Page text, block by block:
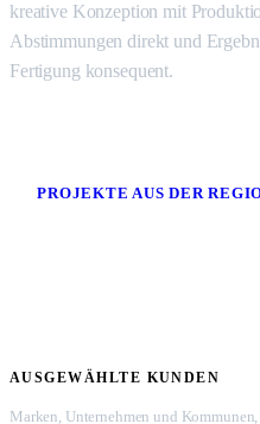
kreative Konzeption mit
Abstimmungen direkt und
Fertigung konsequent.
PROJEKTE AUS DER
AUSGEWÄHLTE KUNDEN
Marken, Unternehmen und